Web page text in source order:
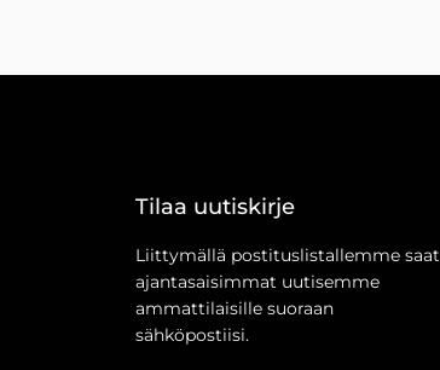
Tilaa uutiskirje
Liittymällä postituslistallemme saat
ajantasaisimmat uutisemme
ammattilaisille suoraan
sähköpostiisi.